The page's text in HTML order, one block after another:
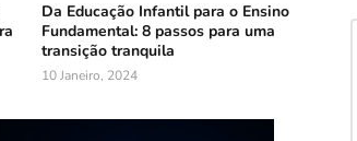
Da Educação Infantil para o Ensino
Fundamental: 8 passos para uma
transição tranquila
10 Janeiro, 2024